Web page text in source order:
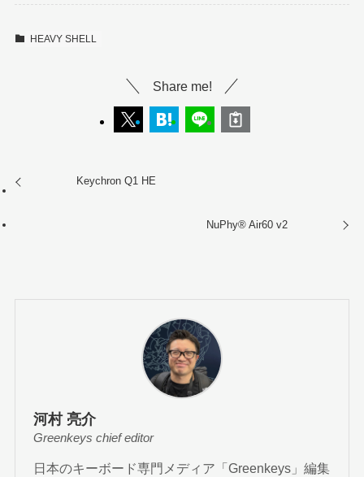
HEAVY SHELL
Share me!
Keychron Q1 HE
NuPhy®︎ Air60 v2
河村 亮介
Greenkeys chief editor
日本のキーボード専門メディア「Greenkeys」編集